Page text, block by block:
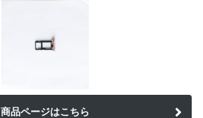
商品ページはこちら